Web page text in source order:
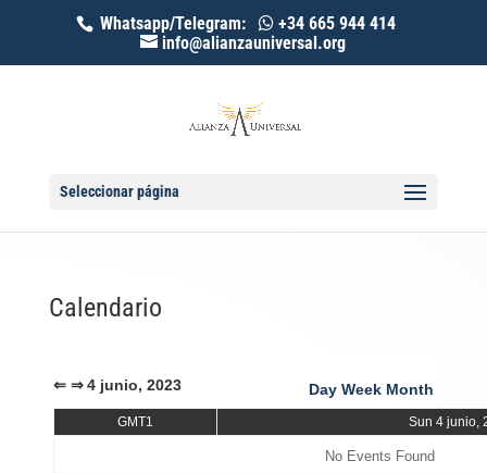
Whatsapp/Telegram:
+34 665 944 414
info@alianzauniversal.org
Seleccionar página
Calendario
⇐ ⇒ 4 junio, 2023 Day Week Month
GMT1 Sun 4 junio,
No Events Found